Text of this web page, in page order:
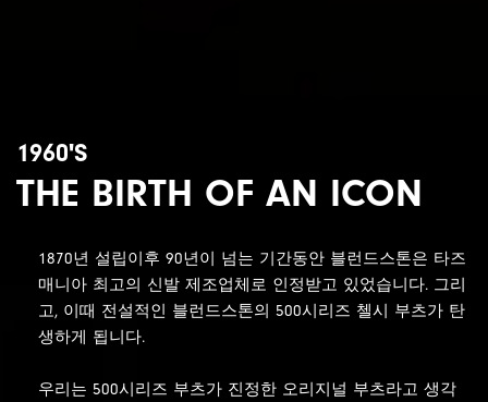
1960'S
THE BIRTH OF AN ICON
1870년 설립이후 90년이 넘는 기간동안 블런드스톤은 타즈
매니아 최고의 신발 제조업체로 인정받고 있었습니다. 그리
고, 이때 전설적인 블런드스톤의 500시리즈 첼시 부츠가 탄
생하게 됩니다.
우리는 500시리즈 부츠가 진정한 오리지널 부츠라고 생각